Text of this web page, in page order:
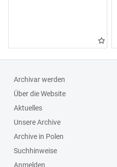
Archivar werden
Über die Website
Aktuelles
Unsere Archive
Archive in Polen
Suchhinweise
Anmelden